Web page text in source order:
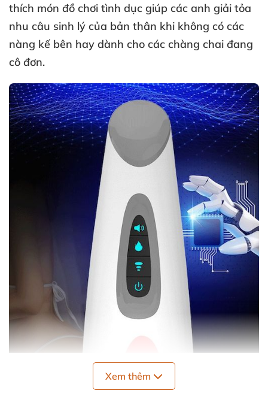
thích món đồ chơi tình dục giúp các anh giải tỏa
nhu câu sinh lý của bản thân khi không có các
nàng kế bên hay dành cho các chàng chai đang
cô đơn.
Xem thêm